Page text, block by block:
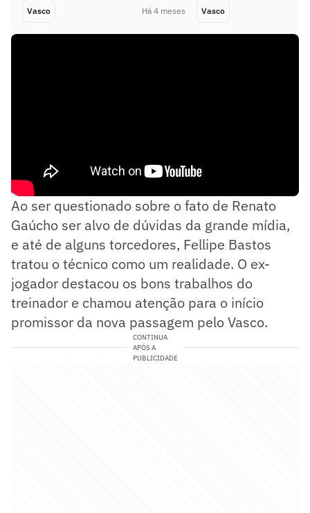
Vasco Há 4 meses Vasco
Ao ser questionado sobre o fato de Renato
Gaúcho ser alvo de dúvidas da grande mídia,
e até de alguns torcedores, Fellipe Bastos
tratou o técnico como um realidade. O ex-
jogador destacou os bons trabalhos do
treinador e chamou atenção para o início
promissor da nova passagem pelo Vasco.
CONTINUA
APÓS A
PUBLICIDADE